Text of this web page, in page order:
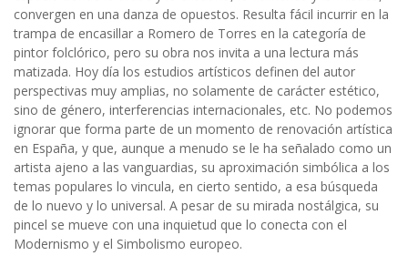
convergen en una danza de opuestos. Resulta fácil incurrir en la
trampa de encasillar a Romero de Torres en la categoría de
pintor folclórico, pero su obra nos invita a una lectura más
matizada. Hoy día los estudios artísticos definen del autor
perspectivas muy amplias, no solamente de carácter estético,
sino de género, interferencias internacionales, etc. No podemos
ignorar que forma parte de un momento de renovación artística
en España, y que, aunque a menudo se le ha señalado como un
artista ajeno a las vanguardias, su aproximación simbólica a los
temas populares lo vincula, en cierto sentido, a esa búsqueda
de lo nuevo y lo universal. A pesar de su mirada nostálgica, su
pincel se mueve con una inquietud que lo conecta con el
Modernismo y el Simbolismo europeo.